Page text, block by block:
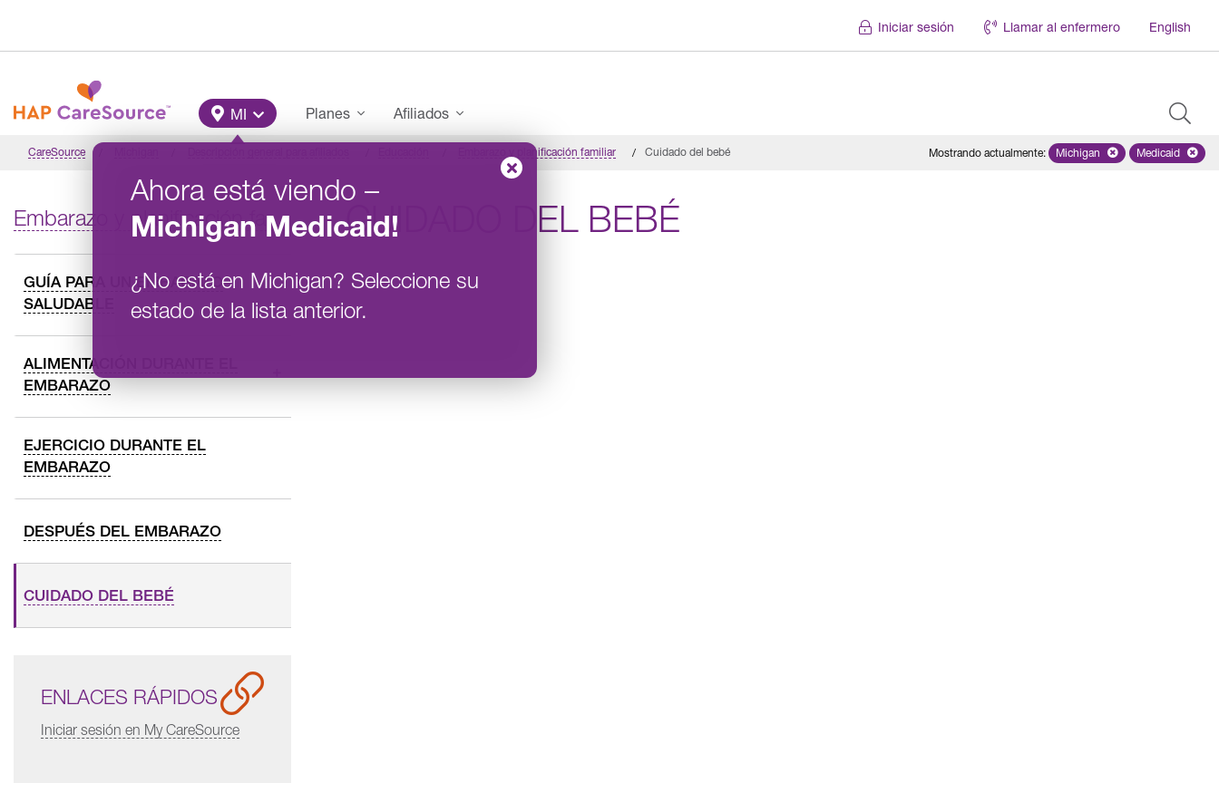
Iniciar sesión Llamar al enfermero English
Main Menu
MI
Ahora está viendo –
Michigan Medicaid!
¿No está en Michigan? Seleccione su
estado de la lista anterior.
Planes Afiliados
CareSource Embarazo y planificación familiar Cuidado del bebé Mostrando actualmente: Remove selected state
Michigan Remove
Medicaid
Embarazo y planificación familiar
GUÍA PARA UN EMBARAZO
SALUDABLE
ALIMENTACIÓN DURANTE EL
EMBARAZO
EJERCICIO DURANTE EL
EMBARAZO
DESPUÉS DEL EMBARAZO
CUIDADO DEL BEBÉ
ENLACES RÁPIDOS
Iniciar sesión en My CareSource
CUIDADO DEL BEBÉ